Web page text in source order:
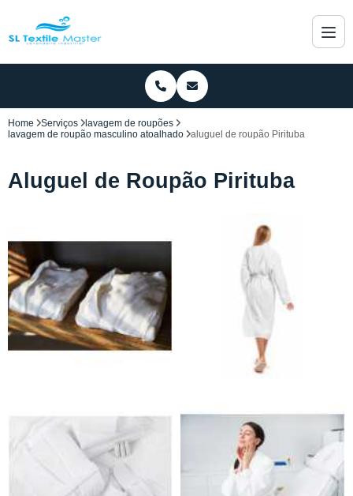
Home Serviços
lavagem de roupões
lavagem de roupão masculino atoalhado
aluguel de roupão Pirituba
Aluguel de Roupão Pirituba